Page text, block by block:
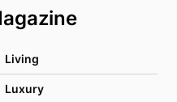
Living
Luxury